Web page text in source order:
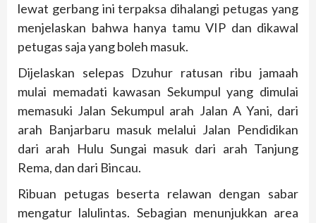
lewat gerbang ini terpaksa dihalangi petugas yang
menjelaskan bahwa hanya tamu VIP dan dikawal
petugas saja yang boleh masuk.
Dijelaskan selepas Dzuhur ratusan ribu jamaah
mulai memadati kawasan Sekumpul yang dimulai
memasuki Jalan Sekumpul arah Jalan A Yani, dari
arah Banjarbaru masuk melalui Jalan Pendidikan
dari arah Hulu Sungai masuk dari arah Tanjung
Rema, dan dari Bincau.
Ribuan petugas beserta relawan dengan sabar
mengatur lalulintas. Sebagian menunjukkan area